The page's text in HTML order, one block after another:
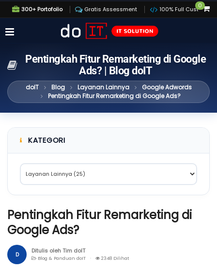
300+ Portofolio Gratis Assessment 100% Full Custom
0
Pentingkah Fitur Remarketing di Google
Ads? | Blog doIT
doIT Blog Layanan Lainnya
Google Adwords
Pentingkah Fitur Remarketing di Google Ads?
KATEGORI
Pentingkah Fitur Remarketing di
Google Ads?
D Ditulis oleh Tim doIT
Blog & Panduan doIT · 2348 Dilihat